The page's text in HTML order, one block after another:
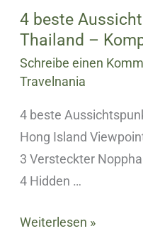
4 beste
Thailand –
Schreibe einen
Travelnania
4 beste
Hong Island
3 Versteckter
4 Hidden …
2026
Weiterlesen »